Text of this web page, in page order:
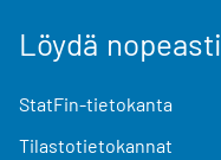
Löydä nopeasti
StatFin-tietokanta
Tilastotietokannat